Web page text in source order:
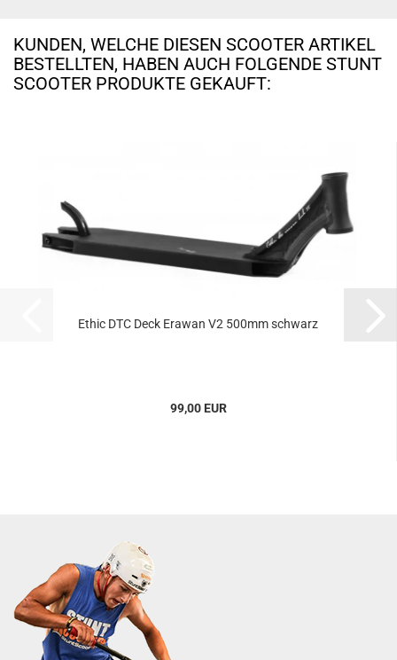
KUNDEN, WELCHE DIESEN SCOOTER ARTIKEL
BESTELLTEN, HABEN AUCH FOLGENDE STUNT
SCOOTER PRODUKTE GEKAUFT:
Ethic DTC Deck Erawan V2 500mm schwarz
99,00 EUR